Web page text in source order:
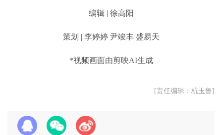
编辑 | 徐高阳
策划 | 李婷婷 尹竣丰 盛易天
*视频画面由剪映AI生成
[责任编辑：杭玉鲁]